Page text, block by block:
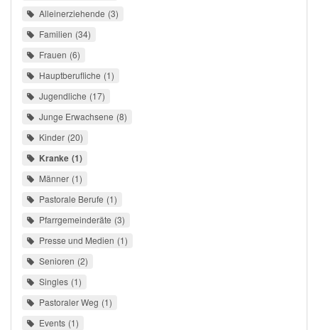
Alleinerziehende 3
Familien 34
Frauen 6
Hauptberufliche 1
Jugendliche 17
Junge Erwachsene 8
Kinder 20
Kranke 1
Männer 1
Pastorale Berufe 1
Pfarrgemeinderäte 3
Presse und Medien 1
Senioren 2
Singles 1
Pastoraler Weg 1
Events 1